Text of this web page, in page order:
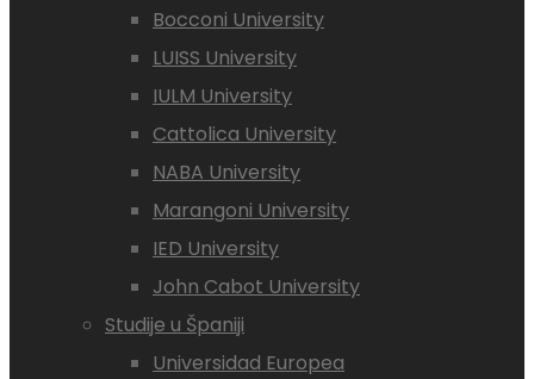
Bocconi University
LUISS University
IULM University
Cattolica University
NABA University
Marangoni University
IED University
John Cabot University
Studije u Španiji
Universidad Europea